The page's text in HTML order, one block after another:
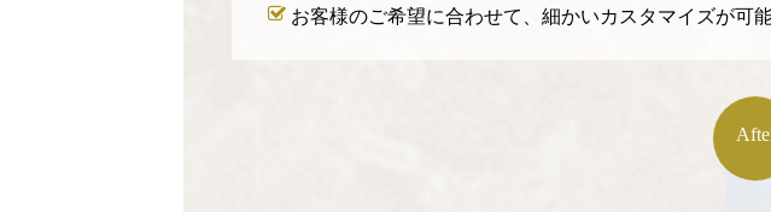
お客様のご希望に合わせて、細かいカスタマイズが可